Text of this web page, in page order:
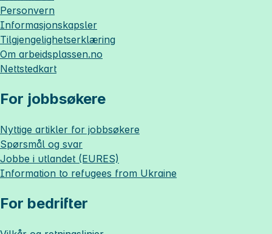
Personvern
Informasjonskapsler
Tilgjengelighetserklæring
Om arbeidsplassen.no
Nettstedkart
For jobbsøkere
Nyttige artikler for jobbsøkere
Spørsmål og svar
Jobbe i utlandet (EURES)
Information to refugees from Ukraine
For bedrifter